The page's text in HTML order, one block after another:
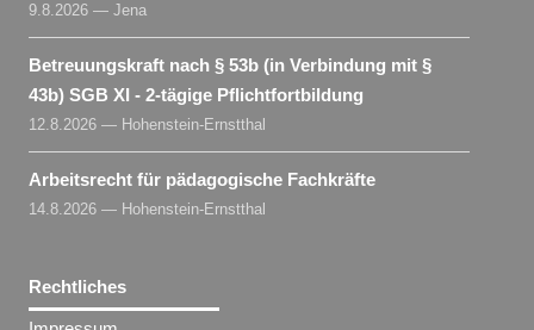
9.8.2026 — Jena
Betreuungskraft nach § 53b (in Verbindung mit §
43b) SGB XI - 2-tägige Pflichtfortbildung
12.8.2026 — Hohenstein-Ernstthal
Arbeitsrecht für pädagogische Fachkräfte
14.8.2026 — Hohenstein-Ernstthal
Rechtliches